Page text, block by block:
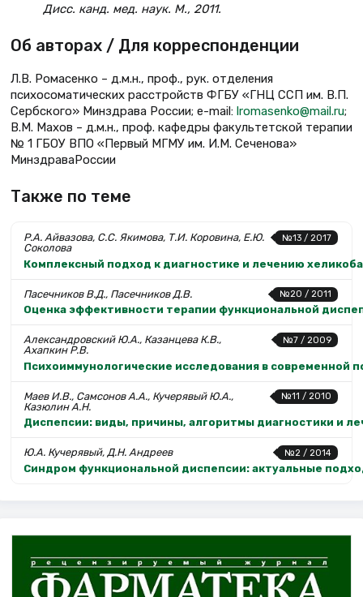
Дисс. канд. мед. наук. М., 2011.
Об авторах / Для корреспонденции
Л.В. Ромасенко – д.м.н., проф., рук. отделения
психосоматических расстройств ФГБУ «ГНЦ ССП им. В.П.
Сербского» Минздрава России; e-mail: lromasenko@mail.ru;
В.М. Махов – д.м.н., проф. кафедры факультетской терапии
№ 1 ГБОУ ВПО «Первый МГМУ им. И.М. Сеченова»
МинздраваРоссии
Также по теме
№13 / 2017
Р.А. Айвазова, С.С. Якимова, Т.И. Коровина, Е.Ю.
Соколова
Комплексный подход к диагностике и лечению
№20 / 2011
Пасечников В.Д., Пасечников Д.В.
Оценка эффективности терапии функциональной
№7 / 2009
Александровский Ю.А., Казанцева К.В.,
Ахапкин Р.В.
Психоиммунологические исследования в современной
№11 / 2010
Маев И.В., Самсонов А.А., Кучерявый Ю.А.,
Казюлин А.Н.
Диспепсии: виды, причины, алгоритмы диагностики и
№2 / 2014
Ю.А. Кучерявый, Д.Н. Андреев
Синдром функциональной диспепсии: актуальные